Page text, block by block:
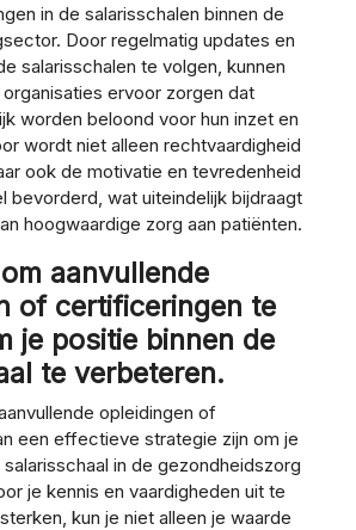
in de salarisschalen binnen de
Door regelmatig updates en
salarisschalen te volgen, kunnen
ervoor zorgen dat
worden beloond voor hun inzet en
wordt niet alleen rechtvaardigheid
ook de motivatie en tevredenheid
bevorderd, wat uiteindelijk bijdraagt
hoogwaardige zorg aan patiënten.
aanvullende
of certificeringen te
je positie binnen de
te verbeteren.
opleidingen of
een effectieve strategie zijn om je
in de gezondheidszorg
je kennis en vaardigheden uit te
kun je niet alleen je waarde